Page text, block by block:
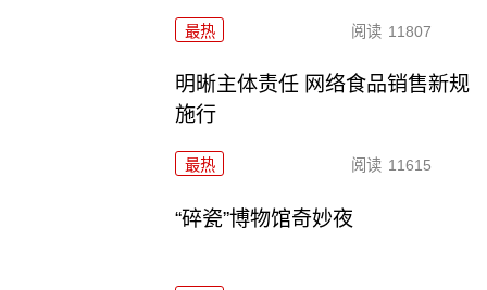
最热 阅读 11807
明晰主体责任 网络食品销售新规
施行
最热 阅读 11615
“碎瓷”博物馆奇妙夜